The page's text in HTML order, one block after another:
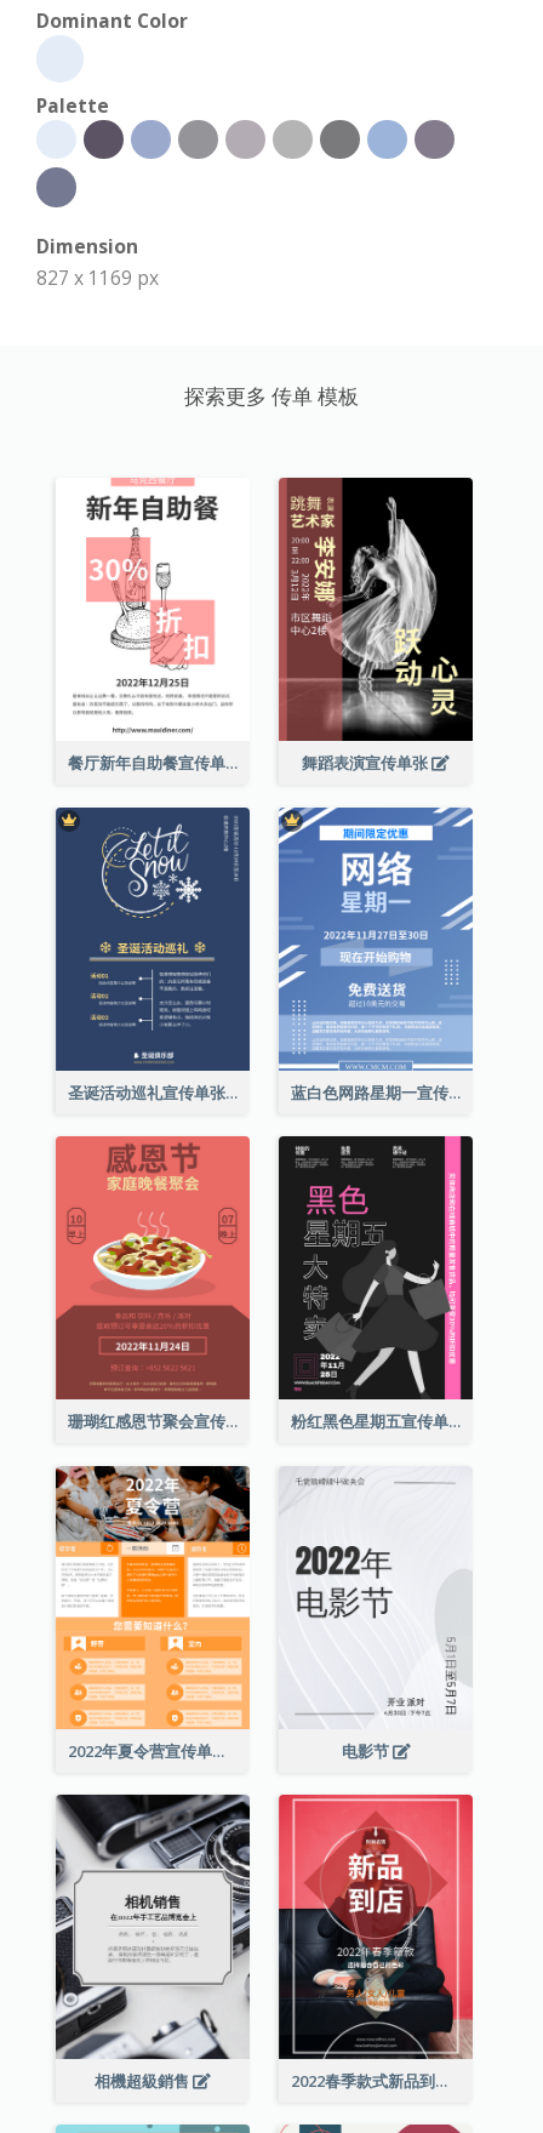
Dominant Color
Palette
Dimension
827 x 1169 px
探索更多 传单 模板
餐厅新年自助餐宣传单张 舞蹈表演宣传单张
圣诞活动巡礼宣传单张(附介绍) 蓝白色网路星期一宣传单张
珊瑚红感恩节聚会宣传单张 粉红黑色星期五宣传单张
2022年夏令营宣传单张 电影节
相機超級銷售 2022春季款式新品到店宣传单张